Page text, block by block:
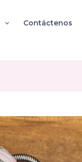
Contáctenos